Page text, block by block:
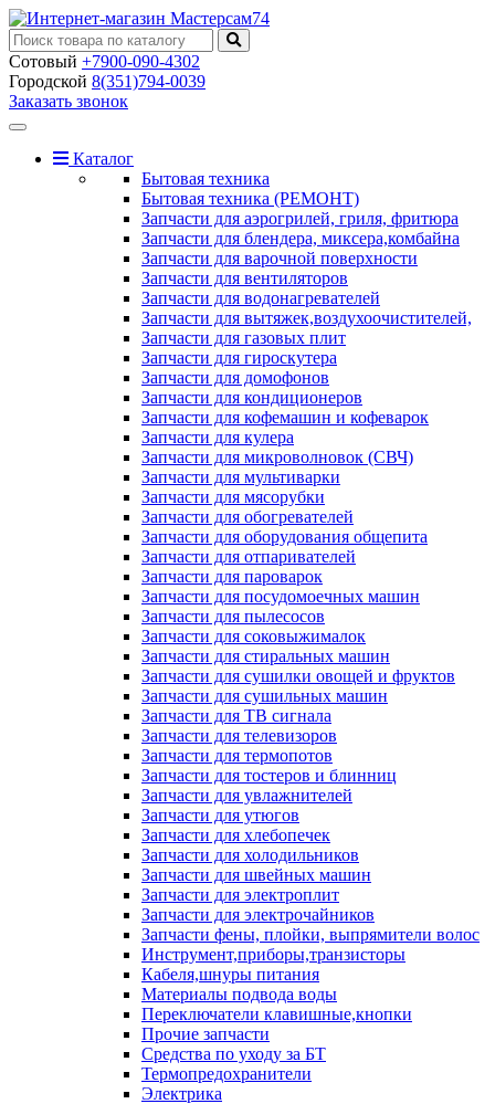
Сотовый +7900-090-4302
Городской 8(351)794-0039
Заказать звонок
Toggle
navigationКаталог
Бытовая техника
Бытовая техника (РЕМОНТ)
Запчасти для аэрогрилей, гриля, фритюра
Запчасти для блендера, миксера,комбайна
Запчасти для варочной поверхности
Запчасти для вентиляторов
Запчасти для водонагревателей
Запчасти для вытяжек,воздухоочистителей,
Запчасти для газовых плит
Запчасти для гироскутера
Запчасти для домофонов
Запчасти для кондиционеров
Запчасти для кофемашин и кофеварок
Запчасти для кулера
Запчасти для микроволновок (СВЧ)
Запчасти для мультиварки
Запчасти для мясорубки
Запчасти для обогревателей
Запчасти для оборудования общепита
Запчасти для отпаривателей
Запчасти для пароварок
Запчасти для посудомоечных машин
Запчасти для пылесосов
Запчасти для соковыжималок
Запчасти для стиральных машин
Запчасти для сушилки овощей и фруктов
Запчасти для сушильных машин
Запчасти для ТВ сигнала
Запчасти для телевизоров
Запчасти для термопотов
Запчасти для тостеров и блинниц
Запчасти для увлажнителей
Запчасти для утюгов
Запчасти для хлебопечек
Запчасти для холодильников
Запчасти для швейных машин
Запчасти для электроплит
Запчасти для электрочайников
Запчасти фены, плойки, выпрямители волос
Инструмент,приборы,транзисторы
Кабеля,шнуры питания
Материалы подвода воды
Переключатели клавишные,кнопки
Прочие запчасти
Средства по уходу за БТ
Термопредохранители
Электрика